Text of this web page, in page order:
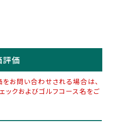
評価
お問い合わせされる場合は、
クおよびゴルフコース名をご